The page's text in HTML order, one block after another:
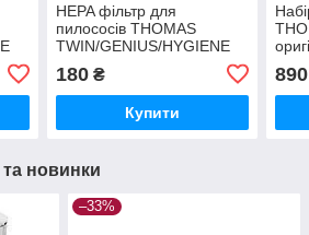
HEPA фільтр для
пилососів THOMAS
TWIN/GENIUS/HYGIENE
180₴
Купити
890
та новинки
–33%